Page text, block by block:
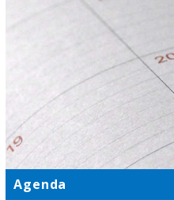
Agenda